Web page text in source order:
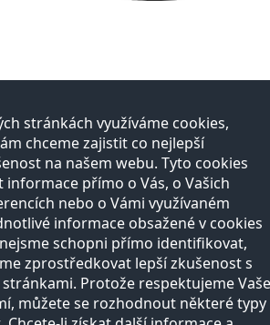
stránkách využíváme cookies,
chceme zajistit co nejlepší
na našem webu. Tyto cookies
přímo o Vás, o Vašich
nebo o Vámi využívaném
informace obsažené v cookies
schopni přímo identifikovat,
zprostředkovat lepší zkušenost s
Protože respektujeme Vaše
můžete se rozhodnout některé typy